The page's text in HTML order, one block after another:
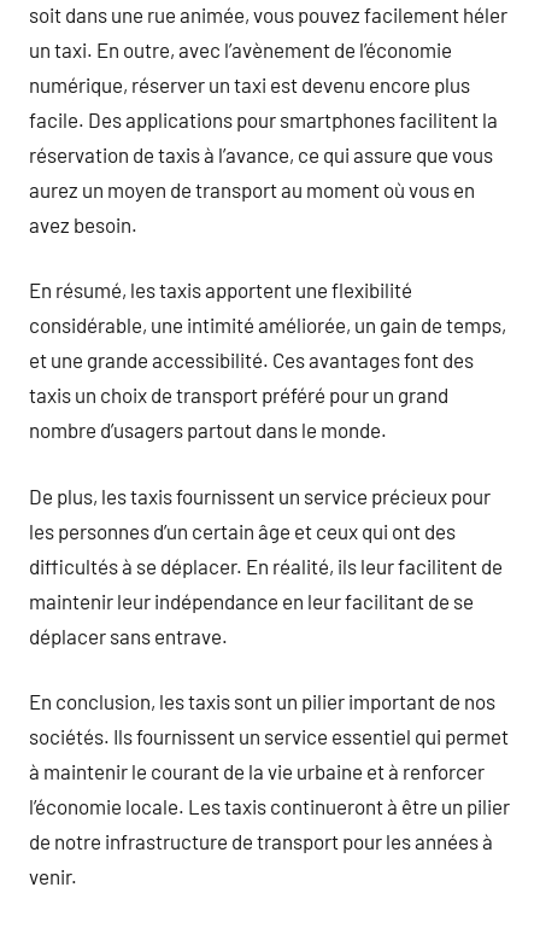
soit dans une rue animée, vous pouvez facilement héler
un taxi. En outre, avec l’avènement de l’économie
numérique, réserver un taxi est devenu encore plus
facile. Des applications pour smartphones facilitent la
réservation de taxis à l’avance, ce qui assure que vous
aurez un moyen de transport au moment où vous en
avez besoin.
En résumé, les taxis apportent une flexibilité
considérable, une intimité améliorée, un gain de temps,
et une grande accessibilité. Ces avantages font des
taxis un choix de transport préféré pour un grand
nombre d’usagers partout dans le monde.
De plus, les taxis fournissent un service précieux pour
les personnes d’un certain âge et ceux qui ont des
difficultés à se déplacer. En réalité, ils leur facilitent de
maintenir leur indépendance en leur facilitant de se
déplacer sans entrave.
En conclusion, les taxis sont un pilier important de nos
sociétés. Ils fournissent un service essentiel qui permet
à maintenir le courant de la vie urbaine et à renforcer
l’économie locale. Les taxis continueront à être un pilier
de notre infrastructure de transport pour les années à
venir.